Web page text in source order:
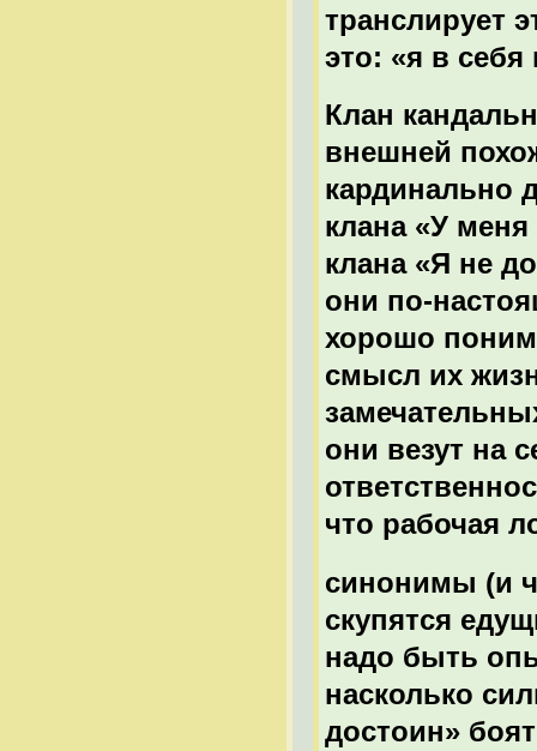
транслирует
это: «я в
Клан
внешней
кардинально
клана «У
клана «Я не
они по-
хорошо
смысл их
они везут на
что рабочая
синонимы (и
скупятся
надо быть
насколько
достоин»